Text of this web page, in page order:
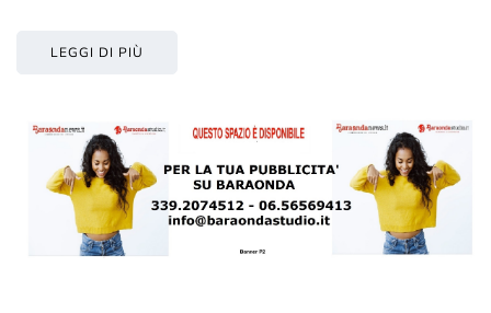
LEGGI DI PIÙ